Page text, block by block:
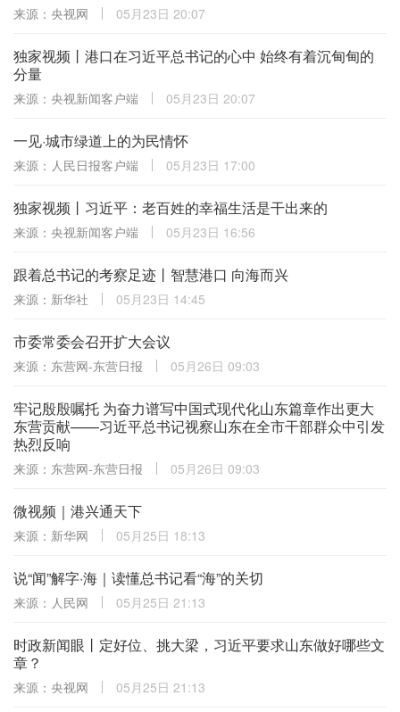
来源：央视网 05月23日 20:07
独家视频丨港口在习近平总书记的心中 始终有着沉甸甸的
分量
来源：央视新闻客户端 05月23日 20:07
一见·城市绿道上的为民情怀
来源：人民日报客户端 05月23日 17:00
独家视频丨习近平：老百姓的幸福生活是干出来的
来源：央视新闻客户端 05月23日 16:56
跟着总书记的考察足迹丨智慧港口 向海而兴
来源：新华社 05月23日 14:45
市委常委会召开扩大会议
来源：东营网-东营日报 05月26日 09:03
牢记殷殷嘱托 为奋力谱写中国式现代化山东篇章作出更大
东营贡献——习近平总书记视察山东在全市干部群众中引发
热烈反响
来源：东营网-东营日报 05月26日 09:03
微视频｜港兴通天下
来源：新华网 05月25日 18:13
说“闻”解字·海｜读懂总书记看“海”的关切
来源：人民网 05月25日 21:13
时政新闻眼丨定好位、挑大梁，习近平要求山东做好哪些文
章？
来源：央视网 05月25日 21:13